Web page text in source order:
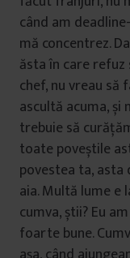
când am
mă concentrez.
ăsta în care refuz
chef, nu vreau să
ascultă acuma, și
trebuie să
toate poveștile
povestea ta, asta
aia. Multă lume e
cumva, știi? Eu
foarte bune.